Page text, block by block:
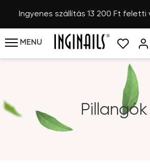
Ingyenes szállítás 13 200 Ft
MENU
Pillangók